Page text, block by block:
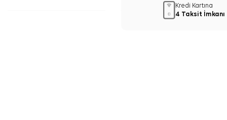
Kredi Kartına
4 Taksit İmkanı